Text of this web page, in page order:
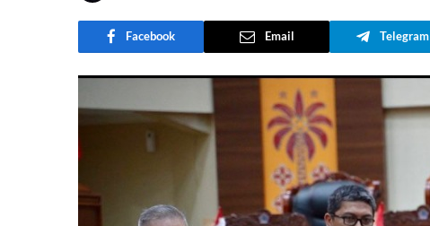
Facebook Email Telegram